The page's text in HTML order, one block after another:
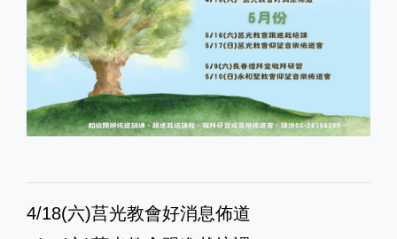
4/18(六)莒光教會好消息佈道